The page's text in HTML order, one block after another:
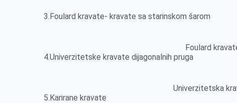
3.Foulard kravate- kravate sa starinskom šarom
Foulard
4.Univerzitetske kravate dijagonalnih pruga
Univerzitetska
5.Karirane kravate